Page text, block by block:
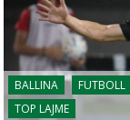
BALLINA FUTBOLL
TOP LAJME